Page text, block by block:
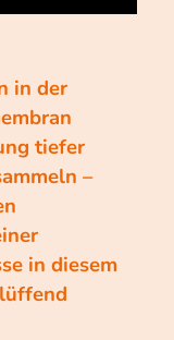
in der
tiefer
–
in diesem